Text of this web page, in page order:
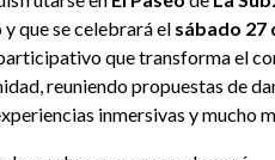
que se celebrará el sábado 27
que transforma el
reuniendo propuestas de
inmersivas y mucho